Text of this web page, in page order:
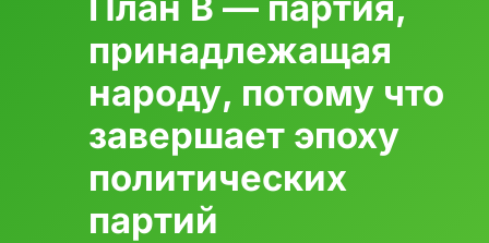
принадлежащая
народу, потому что
завершает эпоху
политических
партий